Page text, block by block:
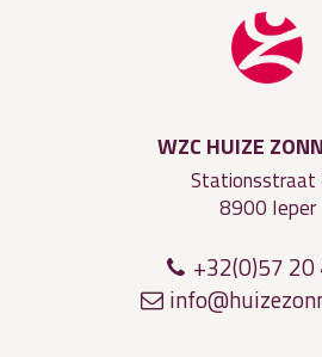
WZC HUIZE
Stationsstraat
8900 Ieper
+32(0)57 20
info@huizezon